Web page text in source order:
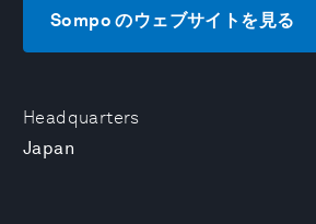
Headquarters
Japan
Sompo のウェブサイトを見る